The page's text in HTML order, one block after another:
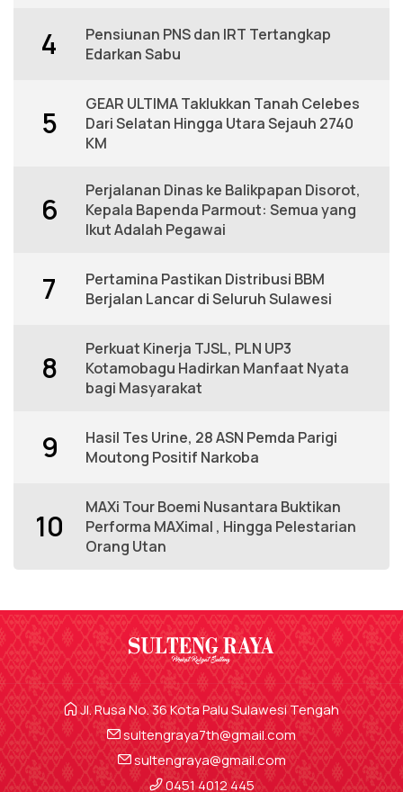
4
Pensiunan PNS dan IRT Tertangkap
Edarkan Sabu
5
GEAR ULTIMA Taklukkan Tanah Celebes
Dari Selatan Hingga Utara Sejauh 2740
KM
6
Perjalanan Dinas ke Balikpapan Disorot,
Kepala Bapenda Parmout: Semua yang
Ikut Adalah Pegawai
7
Pertamina Pastikan Distribusi BBM
Berjalan Lancar di Seluruh Sulawesi
8
Perkuat Kinerja TJSL, PLN UP3
Kotamobagu Hadirkan Manfaat Nyata
bagi Masyarakat
9
Hasil Tes Urine, 28 ASN Pemda Parigi
Moutong Positif Narkoba
10
MAXi Tour Boemi Nusantara Buktikan
Performa MAXimal , Hingga Pelestarian
Orang Utan
Jl. Rusa No. 36 Kota Palu Sulawesi Tengah
sultengraya7th@gmail.com
sultengraya@gmail.com
0451 4012 445